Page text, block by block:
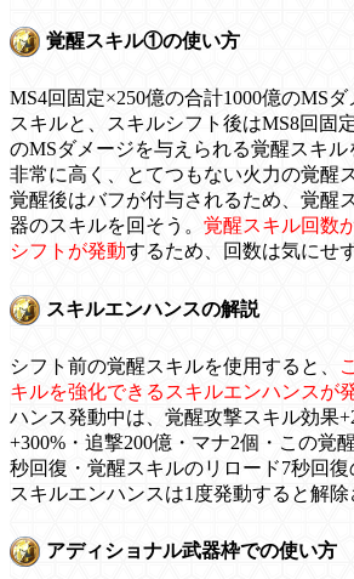
覚醒スキル①の使い方
MS4回固定×250億の合計1000億のMS
スキルと、スキルシフト後はMS8回固
のMSダメージを与えられる覚醒スキル
非常に高く、とてつもない火力の覚醒
覚醒後はバフが付与されるため、覚醒
器のスキルを回そう。 覚醒スキル回数
シフトが発動するため、回数は気にせ
スキルエンハンスの解説
シフト前の覚醒スキルを使用すると、
キルを強化できるスキルエンハンスが
ハンス発動中は、覚醒攻撃スキル効果
+300%・追撃200億・マナ2個・この覚
秒回復・覚醒スキルのリロード7秒回復
スキルエンハンスは1度発動すると解除
アディショナル武器枠での使い方